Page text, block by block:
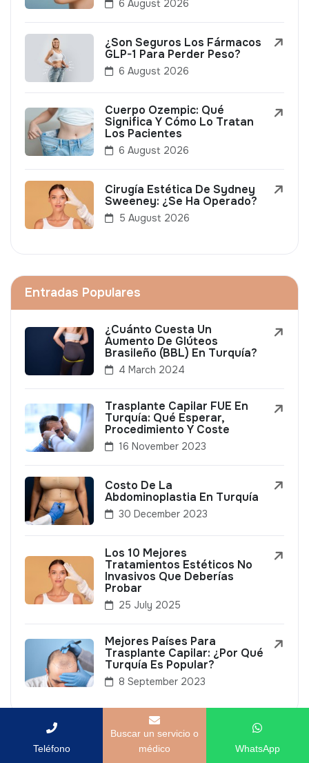
6 August 2026
¿Son Seguros Los Fármacos
GLP-1 Para Perder Peso?
6 August 2026
Cuerpo Ozempic: Qué
Significa Y Cómo Lo Tratan
Los Pacientes
6 August 2026
Cirugía Estética De Sydney
Sweeney: ¿Se Ha Operado?
5 August 2026
Entradas Populares
¿Cuánto Cuesta Un
Aumento De Glúteos
Brasileño (BBL) En Turquía?
4 March 2024
Trasplante Capilar FUE En
Turquía: Qué Esperar,
Procedimiento Y Coste
16 November 2023
Costo De La
Abdominoplastia En Turquía
30 December 2023
Los 10 Mejores
Tratamientos Estéticos No
Invasivos Que Deberías
Probar
25 July 2025
Mejores Países Para
Trasplante Capilar: ¿Por Qué
Turquía Es Popular?
8 September 2023
Teléfono
Buscar un servicio o
médico
WhatsApp